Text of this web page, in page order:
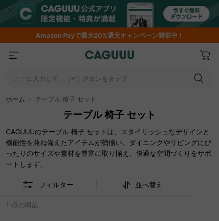
AmazonPayで最大20%還元キャンペーン開催中！
ここに入力して、［↵］ボタンをタップ
ホーム テーブル 椅子 セット
テーブル 椅子 セット
CAGUUUのテーブル 椅子 セットは、スタイリッシュなデザインと
機能性を兼ね備えたアイテムが勢揃い。ダイニングやリビングにぴ
ったりのサイズや素材を豊富に取り揃え、快適な空間づくりをサポ
ートします。
フィルター 並べ替え
1 点の商品